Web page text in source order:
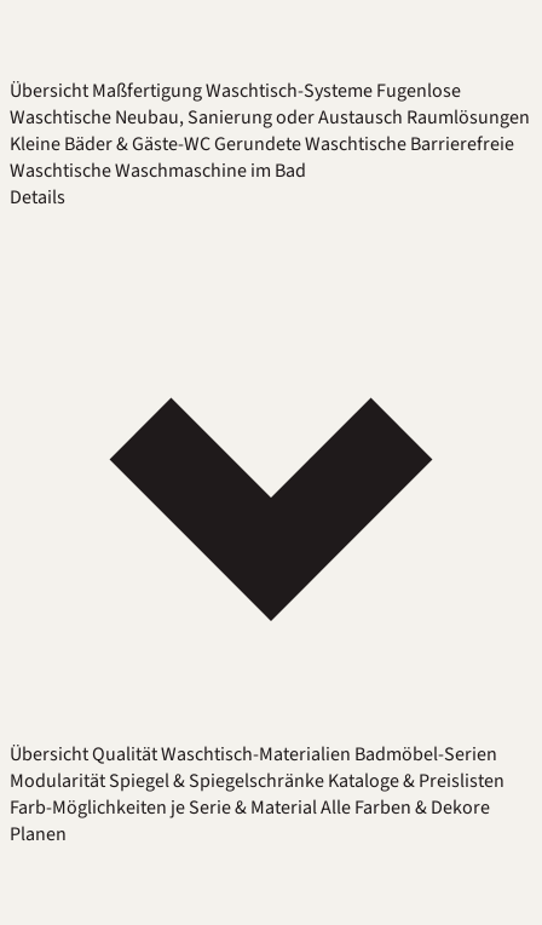
ÜbersichtMaßfertigungWaschtisch-SystemeFugenlose
WaschtischeNeubau, Sanierung oder Austausch Raumlösungen
Kleine Bäder & Gäste-WCGerundete WaschtischeBarrierefreie
WaschtischeWaschmaschine im Bad
Details
ÜbersichtQualitätWaschtisch-Materialien Badmöbel-Serien
ModularitätSpiegel & SpiegelschränkeKataloge & Preislisten
Farb-Möglichkeiten je Serie & MaterialAlle Farben & Dekore
Planen